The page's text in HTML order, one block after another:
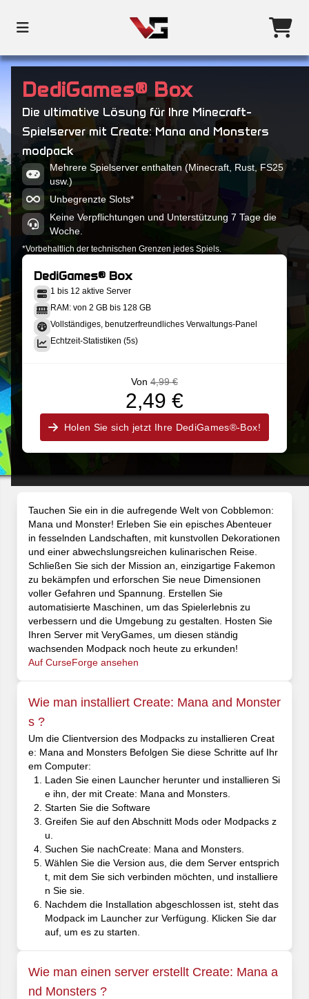
DediGames® Box
Die ultimative Lösung für Ihre Minecraft-
Spielserver mit Create: Mana and Monsters
modpack
Mehrere Spielserver enthalten (Minecraft, Rust, FS25
usw.)
Unbegrenzte Slots*
Keine Verpflichtungen und Unterstützung 7 Tage die
Woche.
*Vorbehaltlich der technischen Grenzen jedes Spiels.
DediGames® Box
1 bis 12 aktive Server
RAM: von 2 GB bis 128 GB
Vollständiges, benutzerfreundliches Verwaltungs-Panel
Echtzeit-Statistiken (5s)
Von 4,99 €
2,49 €
Holen Sie sich jetzt Ihre DediGames®-Box!
Tauchen Sie ein in die aufregende Welt von Cobblemon:
Mana und Monster! Erleben Sie ein episches Abenteuer
in fesselnden Landschaften, mit kunstvollen Dekorationen
und einer abwechslungsreichen kulinarischen Reise.
Schließen Sie sich der Mission an, einzigartige Fakemon
zu bekämpfen und erforschen Sie neue Dimensionen
voller Gefahren und Spannung. Erstellen Sie
automatisierte Maschinen, um das Spielerlebnis zu
verbessern und die Umgebung zu gestalten. Hosten Sie
Ihren Server mit VeryGames, um diesen ständig
wachsenden Modpack noch heute zu erkunden!
Auf CurseForge ansehen
Wie man installiert Create: Mana and Monster
s ?
Um die Clientversion des Modpacks zu installieren Creat
e: Mana and Monsters Befolgen Sie diese Schritte auf Ihr
em Computer:
Laden Sie einen Launcher herunter und installieren Si
e ihn, der mit Create: Mana and Monsters.
Starten Sie die Software
Greifen Sie auf den Abschnitt Mods oder Modpacks z
u.
Suchen Sie nachCreate: Mana and Monsters.
Wählen Sie die Version aus, die dem Server entsprich
t, mit dem Sie sich verbinden möchten, und installiere
n Sie sie.
Nachdem die Installation abgeschlossen ist, steht das
Modpack im Launcher zur Verfügung. Klicken Sie dar
auf, um es zu starten.
Wie man einen server erstellt Create: Mana a
nd Monsters ?